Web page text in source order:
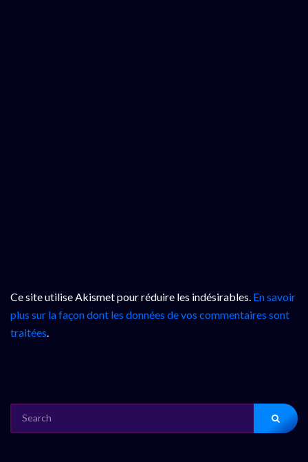
Ce site utilise Akismet pour réduire les indésirables. En savoir
plus sur la façon dont les données de vos commentaires sont
traitées.
FOR: